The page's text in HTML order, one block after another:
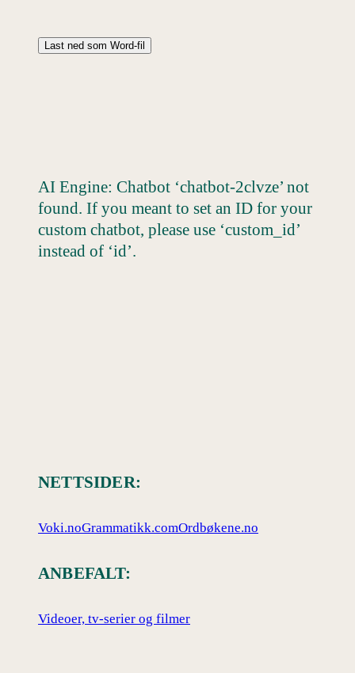
Last ned som Word-fil
AI Engine: Chatbot ‘chatbot-2clvze’ not
found. If you meant to set an ID for your
custom chatbot, please use ‘custom_id’
instead of ‘id’.
NETTSIDER:
Voki.noGrammatikk.comOrdbøkene.no
ANBEFALT:
Videoer, tv-serier og filmer